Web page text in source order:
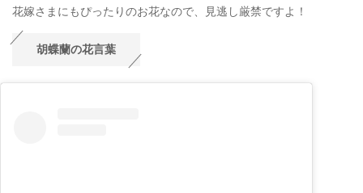
花嫁さまにもぴったりのお花なので、見逃し厳禁ですよ！
胡蝶蘭の花言葉